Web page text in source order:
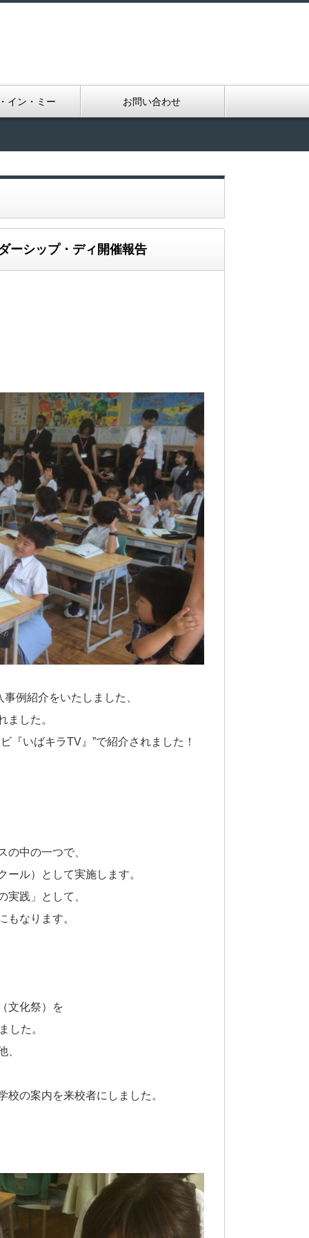
イン・ミー お問い合わせ
ーシップ・ディ開催報告
例紹介をいたしました、
ました。
『いばキラTV』”で紹介されました！
の中の一つで、
ル）として実施します。
実践」として、
もなります。
文化祭）を
した。
、
の案内を来校者にしました。